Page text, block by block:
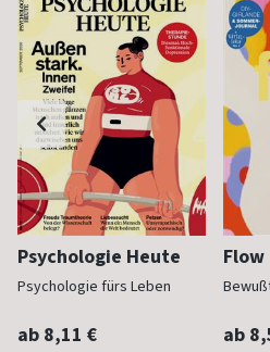
Psychologie Heute
Psychologie fürs Leben
ab 8,11 €
Flow
ab